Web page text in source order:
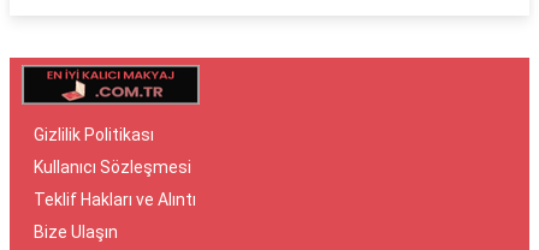
Gizlilik Politikası
Kullanıcı Sözleşmesi
Teklif Hakları ve Alıntı
Bize Ulaşın